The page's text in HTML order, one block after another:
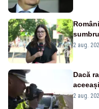
2 aug.
Dacă
Ce
2 aug.